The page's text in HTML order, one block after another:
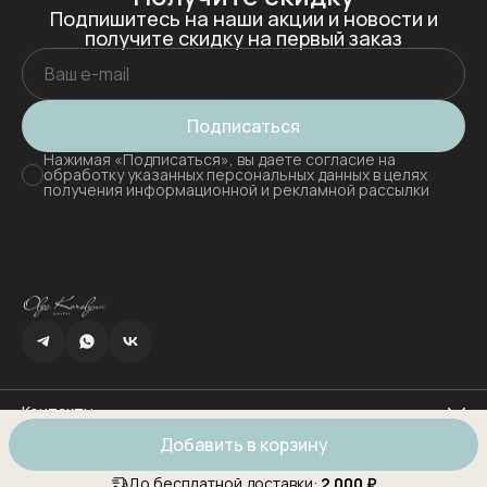
Добавить в корзину
Подпишитесь на наши акции и новости и
получите скидку на первый заказ
Подписаться
Нажимая «Подписаться», вы даете согласие на
обработку указанных персональных данных в целях
получения информационной и рекламной рассылки
Контакты
г.Новороссийск ул.Мичуринский пер. дом 2
Телефон
8 (918) 382-24-00
© Muted.ОплатаДоставкаПравила возвратаРеквизитыОферта